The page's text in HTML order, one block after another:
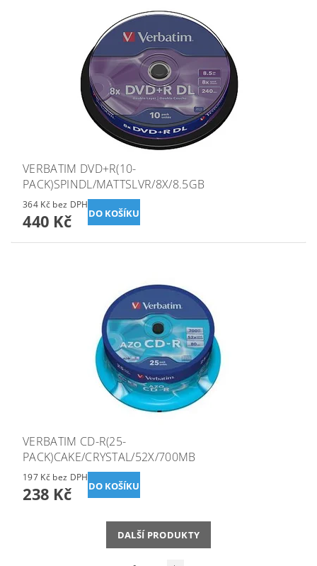
VERBATIM DVD+R(10-
PACK)SPINDL/MATTSLVR/8X/8.5GB
364 Kč bez DPH
440 Kč
VERBATIM CD-R(25-
PACK)CAKE/CRYSTAL/52X/700MB
197 Kč bez DPH
238 Kč
DALŠÍ PRODUKTY